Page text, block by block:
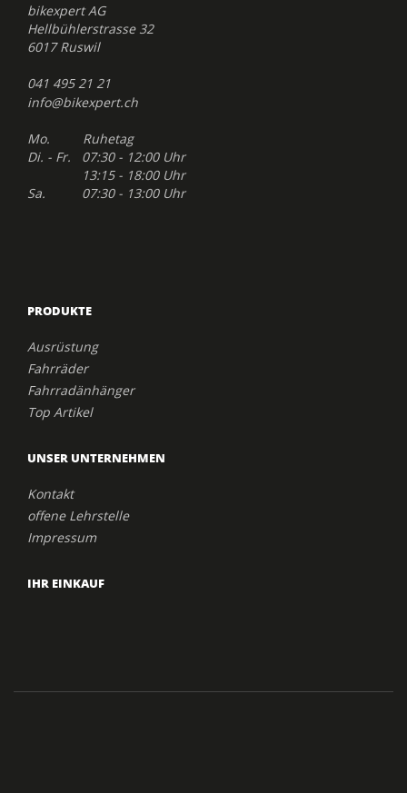
bikexpert AG
Hellbühlerstrasse 32
6017 Ruswil
041 495 21 21
info@bikexpert.ch
Mo. Ruhetag
Di. - Fr. 07:30 - 12:00 Uhr
13:15 - 18:00 Uhr
Sa. 07:30 - 13:00 Uhr
PRODUKTE
Ausrüstung
Fahrräder
Fahrradänhänger
Top Artikel
UNSER UNTERNEHMEN
Kontakt
offene Lehrstelle
Impressum
IHR EINKAUF